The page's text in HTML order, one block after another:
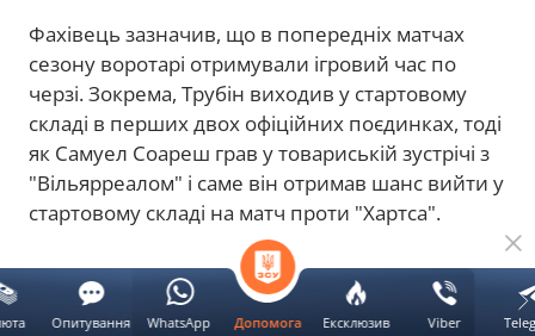
Фахівець зазначив, що в попередніх матчах
сезону воротарі отримували ігровий час по
черзі. Зокрема, Трубін виходив у стартовому
складі в перших двох офіційних поєдинках, тоді
як Самуел Соареш грав у товариській зустрічі з
"Вільярреалом" і саме він отримав шанс вийти у
стартовому складі на матч проти "Хартса".
Реклама
Допомога Ексклюзив Viber
Опитування WhatsApp